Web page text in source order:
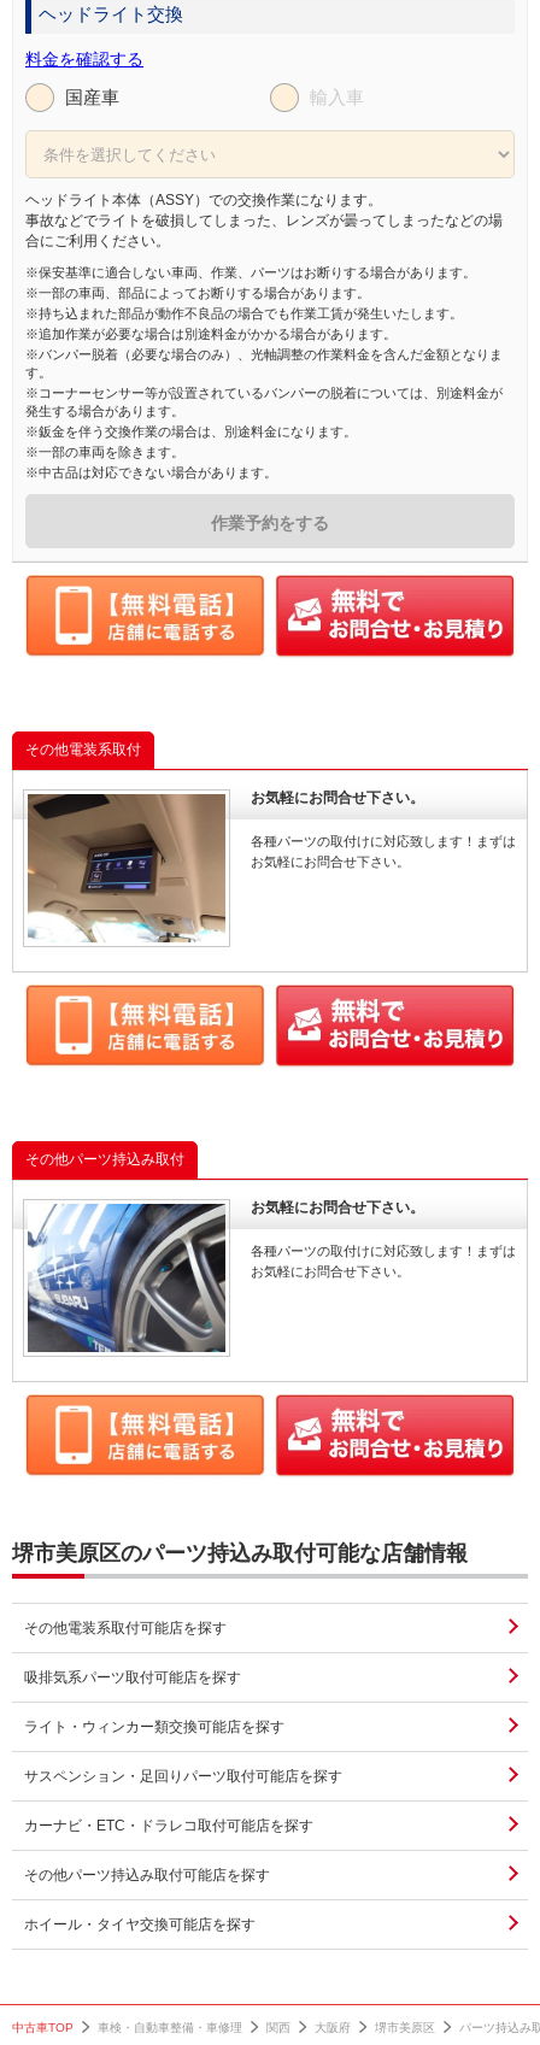
ヘッドライト交換
料金を確認する
国産車 輸入車
ヘッドライト本体（ASSY）での交換作業になります。
事故などでライトを破損してしまった、レンズが曇ってしまったなどの場
合にご利用ください。
※保安基準に適合しない車両、作業、パーツはお断りする場合があります。
※一部の車両、部品によってお断りする場合があります。
※持ち込まれた部品が動作不良品の場合でも作業工賃が発生いたします。
※追加作業が必要な場合は別途料金がかかる場合があります。
※バンパー脱着（必要な場合のみ）、光軸調整の作業料金を含んだ金額となりま
す。
※コーナーセンサー等が設置されているバンパーの脱着については、別途料金が
発生する場合があります。
※鈑金を伴う交換作業の場合は、別途料金になります。
※一部の車両を除きます。
※中古品は対応できない場合があります。
作業予約をする
その他電装系取付
お気軽にお問合せ下さい。
各種パーツの取付けに対応致します！まずは
お気軽にお問合せ下さい。
その他パーツ持込み取付
お気軽にお問合せ下さい。
各種パーツの取付けに対応致します！まずは
お気軽にお問合せ下さい。
堺市美原区のパーツ持込み取付可能な店舗情報
その他電装系取付可能店を探す
吸排気系パーツ取付可能店を探す
ライト・ウィンカー類交換可能店を探す
サスペンション・足回りパーツ取付可能店を探す
カーナビ・ETC・ドラレコ取付可能店を探す
その他パーツ持込み取付可能店を探す
ホイール・タイヤ交換可能店を探す
中古車TOP 車検・自動車整備・車修理 関西 大阪府 堺市美原区 パーツ持込み